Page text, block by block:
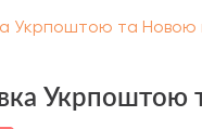
Укрпоштою та Новою
Укрпоштою